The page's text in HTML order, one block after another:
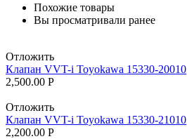
Похожие товары
Вы просматривали ранее
Отложить
Клапан VVT-i Toyokawa 15330-20010
2,500.00 Р
Отложить
Клапан VVT-i Toyokawa 15330-21010
2,200.00 Р